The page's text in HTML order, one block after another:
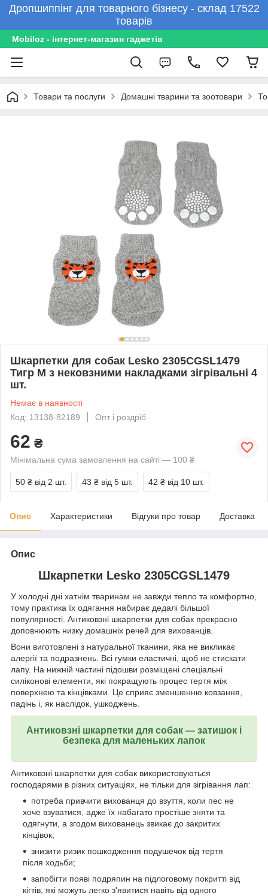
Дропшиппінг для товарного бізнесу - склад 17522
товарів
Mobiloz - інтернет-магазин гаджетів
Товари та послуги Домашні тварини та зоотовари
Шкарпетки для собак Lesko 2305CGSL1479
Тигр M з нековзними накладками зігрівальні 4
шт.
Немає в наявності
Код: 13138-82189
Опт і роздріб
62 ₴
Мінімальна сума замовлення на сайті — 100 ₴
50 ₴ від 2 шт. 43 ₴ від 5 шт. 42 ₴ від 10 шт.
Опис Характеристики Відгуки про товар Доставка
Опис
Шкарпетки Lesko 2305CGSL1479
У холодні дні хатнім тваринам не завжди тепло та комфортно,
тому практика їх одягання набирає дедалі більшої
популярності. Антиковзні шкарпетки для собак прекрасно
доповнюють низку домашніх речей для вихованців.
Вони виготовлені з натуральної тканини, яка не викликає
алергії та подразнень. Всі гумки еластичні, щоб не стискати
лапу. На нижній частині підошви розміщені спеціальні
силіконові елементи, які покращують процес тертя між
поверхнею та кінцівками. Це сприяє зменшенню ковзання,
падінь і, як наслідок, ушкоджень.
Антиковзні шкарпетки для собак — затишок і
безпека для маленьких лапок
Антиковзні шкарпетки для собак використовуються
господарями в різних ситуаціях, не тільки для зігрівання лап:
потреба привчити вихованця до взуття, коли пес не
хоче взуватися, адже їх набагато простіше зняти та
одягнути, а згодом вихованець звикає до закритих
кінцівок;
знизити ризик пошкодження подушечок від тертя
після ходьби;
запобігти появі подряпин на підлоговому покритті від
кігтів, які можуть легко з'явитися навіть від одного